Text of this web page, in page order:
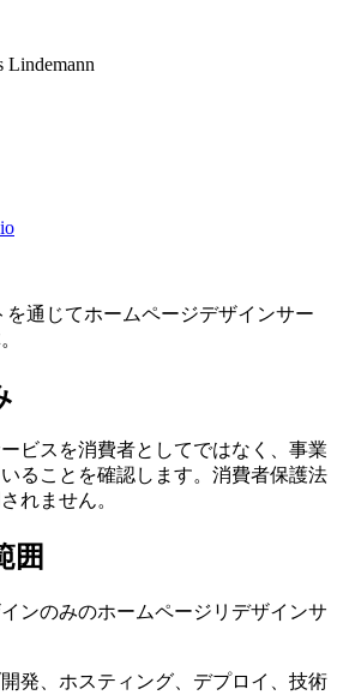
Lindemann
を通じてホームページデザインサー
ビスを消費者としてではなく、事業
ることを確認します。消費者保護法
れません。
囲
ンのみのホームページリデザインサ
発、ホスティング、デプロイ、技術